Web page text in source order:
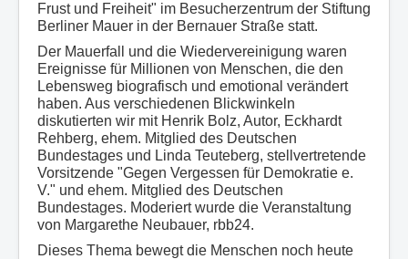
Frust und Freiheit" im Besucherzentrum der Stiftung
Berliner Mauer in der Bernauer Straße statt.
Der Mauerfall und die Wiedervereinigung waren
Ereignisse für Millionen von Menschen, die den
Lebensweg biografisch und emotional verändert
haben. Aus verschiedenen Blickwinkeln
diskutierten wir mit Henrik Bolz, Autor, Eckhardt
Rehberg, ehem. Mitglied des Deutschen
Bundestages und Linda Teuteberg, stellvertretende
Vorsitzende "Gegen Vergessen für Demokratie e.
V." und ehem. Mitglied des Deutschen
Bundestages. Moderiert wurde die Veranstaltung
von Margarethe Neubauer, rbb24.
Dieses Thema bewegt die Menschen noch heute